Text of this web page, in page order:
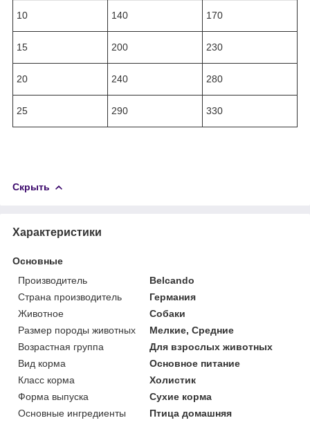
10 140 170
15 200 230
20 240 280
25 290 330
Скрыть
Характеристики
Основные
Производитель
Belcando
Страна производитель
Германия
Животное
Собаки
Размер породы животных
Мелкие, Средние
Возрастная группа
Для взрослых животных
Вид корма
Основное питание
Класс корма
Холистик
Форма выпуска
Сухие корма
Основные ингредиенты
Птица домашняя